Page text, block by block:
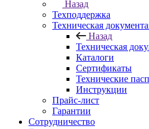
Назад
Техподдержка
Техническая
Назад
Техническая
Каталоги
Сертификаты
Технические
Инструкции
Прайс-лист
Гарантии
Сотрудничество